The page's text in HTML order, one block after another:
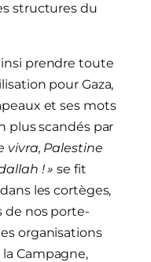
structures du
prendre toute
pour Gaza,
et ses mots
plus scandés par
vivra, Palestine
! » se fit
les cortèges,
de nos porte-
organisations
Campagne,